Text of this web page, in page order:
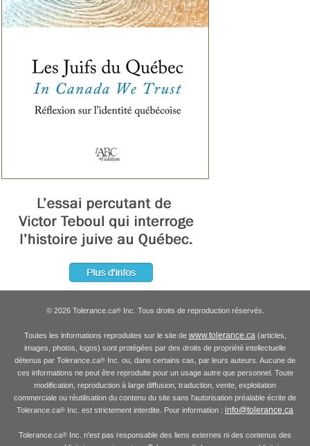
© 2026 Tolerance.ca®Inc. Tous droits de reproduction réservés.
Toutes les informations reproduites sur le site de www.tolerance.ca(articles,
images, photos, logos) sont protégées par des droits de propriété intellectuelle
détenus par Tolerance.ca® Inc. ou, dans certains cas, par leurs auteurs. Aucune de
ces informations ne peut être reproduite pour un usage autre que personnel. Toute
modification, reproduction à large diffusion, traduction, vente, exploitation
commerciale ou réutilisation du contenu du site sans l'autorisation préalable écrite de
Tolerance.ca® Inc. est strictement interdite. Pour information : info@tolerance.ca
Tolerance.ca® Inc. n'est pas responsable des liens externes ni des contenus des